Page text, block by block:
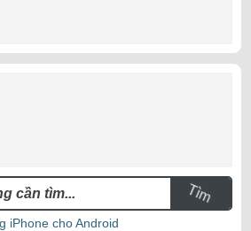
Tìm
iPhone cho Android